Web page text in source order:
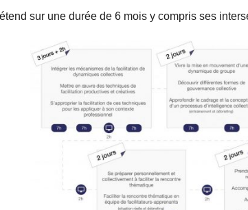
sur une durée de 6 mois y compris ses